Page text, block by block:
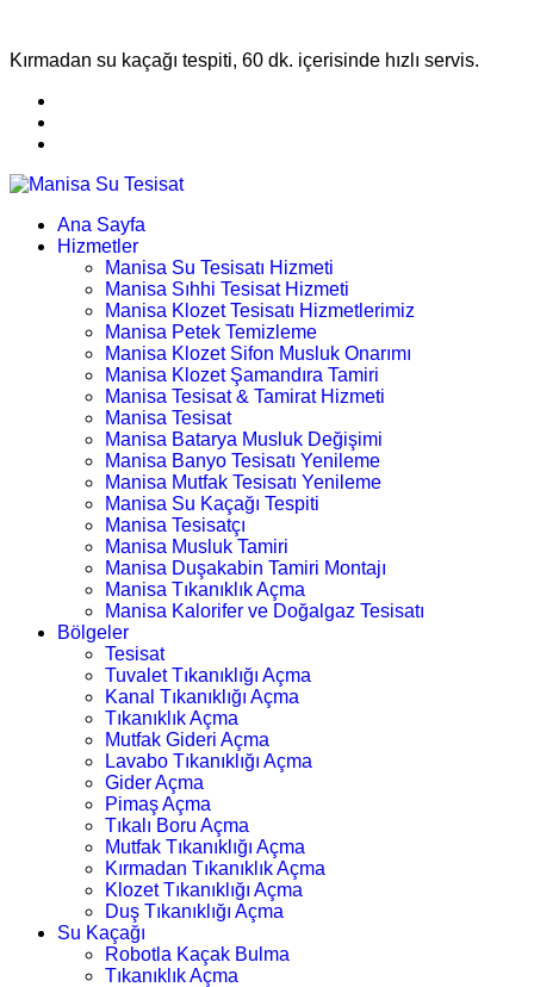
Kırmadan su kaçağı tespiti, 60 dk. içerisinde hızlı servis.
Ana Sayfa
Hizmetler
Manisa Su Tesisatı Hizmeti
Manisa Sıhhi Tesisat Hizmeti
Manisa Klozet Tesisatı Hizmetlerimiz
Manisa Petek Temizleme
Manisa Klozet Sifon Musluk Onarımı
Manisa Klozet Şamandıra Tamiri
Manisa Tesisat & Tamirat Hizmeti
Manisa Tesisat
Manisa Batarya Musluk Değişimi
Manisa Banyo Tesisatı Yenileme
Manisa Mutfak Tesisatı Yenileme
Manisa Su Kaçağı Tespiti
Manisa Tesisatçı
Manisa Musluk Tamiri
Manisa Duşakabin Tamiri Montajı
Manisa Tıkanıklık Açma
Manisa Kalorifer ve Doğalgaz Tesisatı
Bölgeler
Tesisat
Tuvalet Tıkanıklığı Açma
Kanal Tıkanıklığı Açma
Tıkanıklık Açma
Mutfak Gideri Açma
Lavabo Tıkanıklığı Açma
Gider Açma
Pimaş Açma
Tıkalı Boru Açma
Mutfak Tıkanıklığı Açma
Kırmadan Tıkanıklık Açma
Klozet Tıkanıklığı Açma
Duş Tıkanıklığı Açma
Su Kaçağı
Robotla Kaçak Bulma
Tıkanıklık Açma